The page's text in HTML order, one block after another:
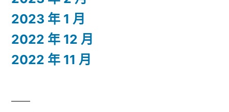
2023 年 1 月
2022 年 12 月
2022 年 11 月